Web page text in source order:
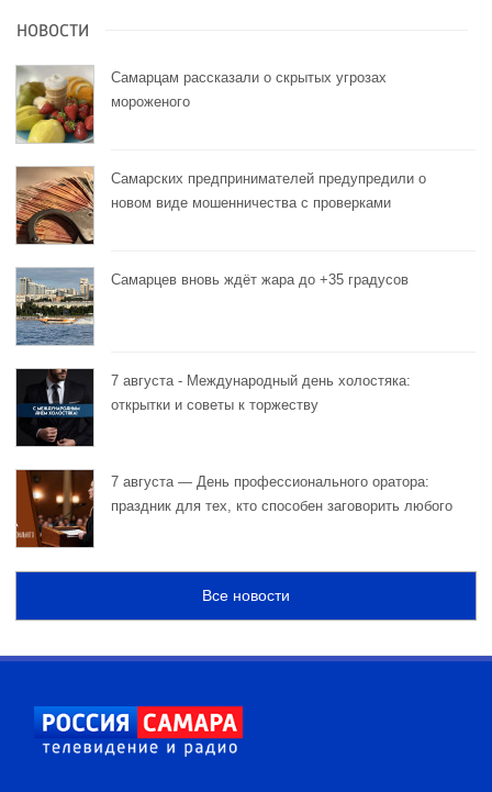
НОВОСТИ
Самарцам рассказали о скрытых угрозах
мороженого
Самарских предпринимателей предупредили о
новом виде мошенничества с проверками
Самарцев вновь ждёт жара до +35 градусов
7 августа - Международный день холостяка:
открытки и советы к торжеству
7 августа — День профессионального оратора:
праздник для тех, кто способен заговорить любого
Все новости